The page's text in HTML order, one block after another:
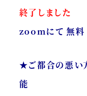
終了しました
zoomにて 無料
★ご都合の悪い
能